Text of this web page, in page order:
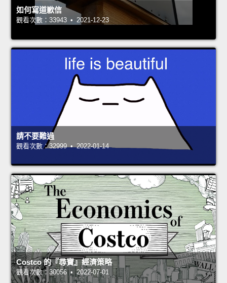
如何寫道歉信
觀看次數：33943 • 2021-12-23
請不要難過
觀看次數：32999 • 2022-01-14
Costco 的『尋寶』經濟策略
觀看次數：30056 • 2022-07-01